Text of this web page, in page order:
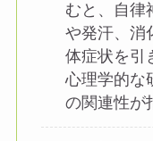
むと、自律
や発汗、消
体症状を引
心理学的な
の関連性が